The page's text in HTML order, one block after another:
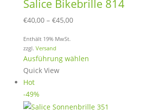
können
Salice Bikebrille 814
€40,00 – €45,00Preisspanne:
€45,00
Enthält 19% MwSt.
zzgl. Versand
Ausführung wählen
Varianten
Quick View
Hot
-49%